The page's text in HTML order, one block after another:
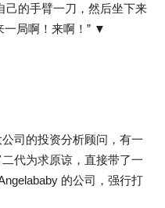
己的手臂一刀，然后坐下来
一局啊！来啊！” ▼
司的投资分析顾问，有一
代为求原谅，直接带了一
的公司，强行打